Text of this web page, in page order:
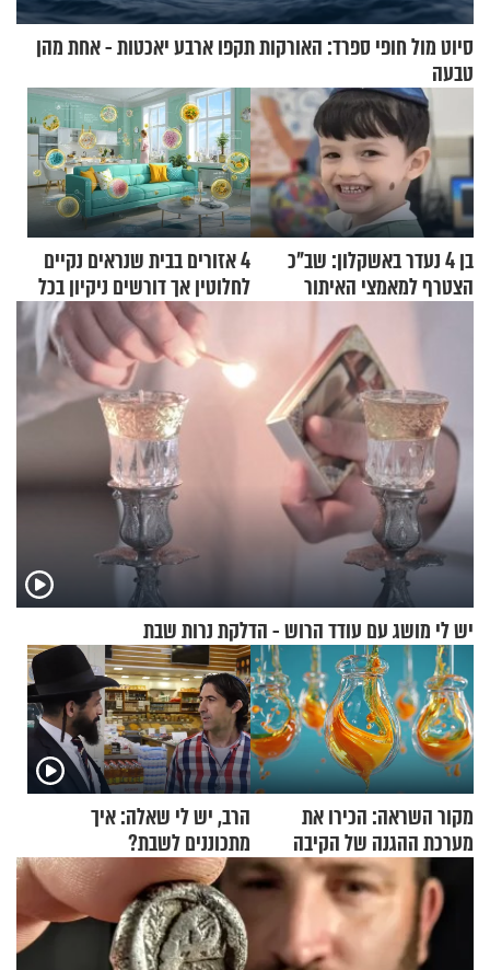
סיוט מול חופי ספרד: האורקות תקפו ארבע יאכטות - אחת מהן
טבעה
בן 4 נעדר באשקלון: שב"כ
הצטרף למאמצי האיתור
4 אזורים בבית שנראים נקיים
לחלוטין אך דורשים ניקיון בכל
סוף שבוע
יש לי מושג עם עודד הרוש - הדלקת נרות שבת
מקור השראה: הכירו את
מערכת ההגנה של הקיבה
הרב, יש לי שאלה: איך
מתכוננים לשבת?